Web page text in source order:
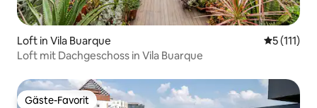
Loft in Vila Buarque
5 (111)
Loft mit Dachgeschoss in Vila Buarque
Gäste-Favorit